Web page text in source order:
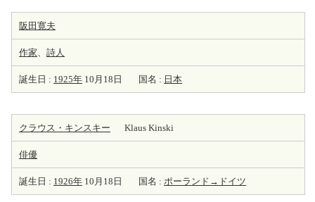
阪田寛夫
作家、 詩人
誕生日 : 1925年 10月18日 国名 : 日本
クラウス・キンスキー Klaus Kinski
俳優
誕生日 : 1926年 10月18日 国名 : ポーランド→ドイツ